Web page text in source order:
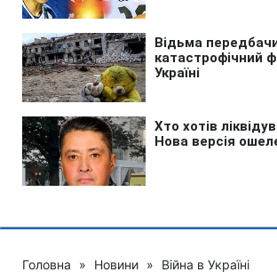
Головна » Новини » Війна в Україні